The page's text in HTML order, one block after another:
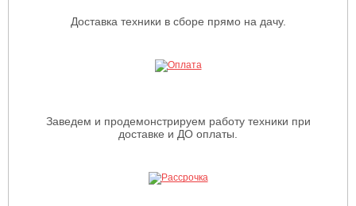
Доставка техники в сборе прямо на дачу.
Заведем и продемонстрируем работу техники при
доставке и ДО оплаты.